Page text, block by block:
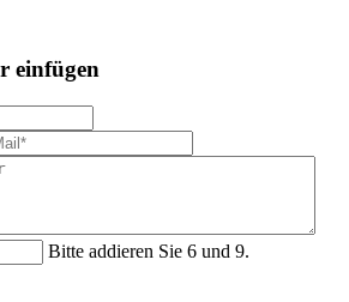
einfügen
Bitte addieren Sie 6 und 9.